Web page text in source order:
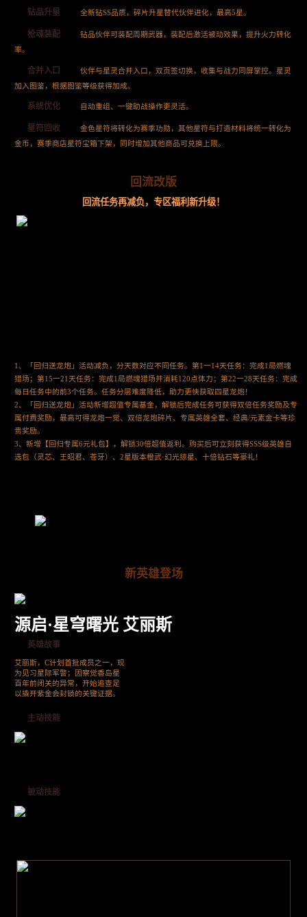
钻品升星 全新钻SS品质，碎片升星替代伙伴进化，最高5星。
枪魂装配
钻品伙伴可装配周期武器，装配后激活被动效果，提升火力转化
率。
合并入口
伙伴与星灵合并入口，双页签切换，收集与战力同屏掌控。星灵
加入图鉴，根据图鉴等级获得加成。
系统优化 自动重组、一键助战操作更灵活。
星符回收
金色星符将转化为赛季功勋，其他星符与打造材料将统一转化为
金币，赛季商店星符宝箱下架，同时增加其他商品可兑换上限。
回流改版
回流任务再减负，专区福利新升级！
1、「回归送龙炮」活动减负，分天数对应不同任务。第1一14天任务：完成1局燃魂
猎场；第15一21天任务：完成1局燃魂猎场并消耗120点体力；第22一28天任务：完成
每日任务中的前3个任务。任务分层难度降低，助力更快获取四星龙炮！
2、「回归送龙炮」活动新增超值专属基金，解锁后完成任务可获得双倍任务奖励及专
属付费奖励，最高可得龙炮一觉、双倍龙炮碎片、专属英雄全套、经典/元素金卡等珍
贵奖励。
3、新增【回归专属6元礼包】，解锁30倍超值返利。购买后可立刻获得SSS级英雄自
选包（灵芯、王昭君、苍牙）、2星版本橙武·幻光掠星、十倍钻石等豪礼！
新英雄登场
源启·星穹曙光 艾丽斯
英雄故事
艾丽斯，C计划首批成员之一，现
为见习星际军警；因察觉香岛星
百年前闭关的异常，开始追查足
以撬开紫金会封锁的关键证据。
主动技能
被动技能